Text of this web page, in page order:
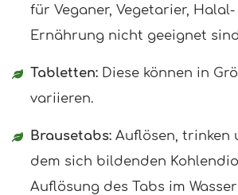
für Veganer, Vegetarier,
Ernährung nicht geeignet
Tabletten:Diese können in
variieren.
Brausetabs:Auflösen, trinken
dem sich bildenden
Auflösung des Tabs im